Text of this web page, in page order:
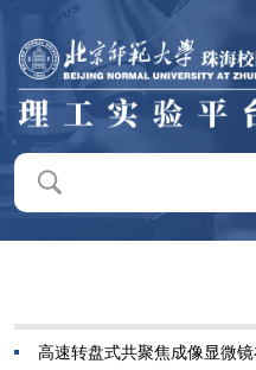
首页
平台概况
平台新闻
仪器设备